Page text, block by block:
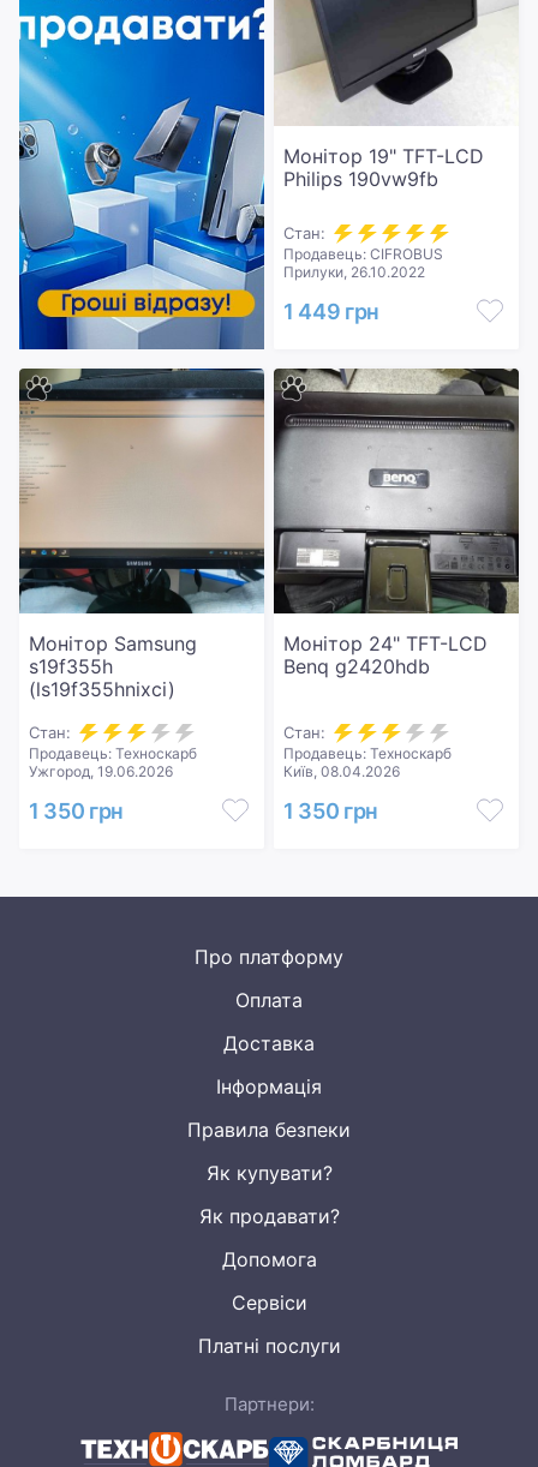
Монітор 19" TFT-LCD
Philips 190vw9fb
Стан:
Продавець: CIFROBUS
Прилуки, 26.10.2022
1 449 грн
Монітор Samsung
s19f355h
(ls19f355hnixci)
Стан:
Продавець: Техноскарб
Ужгород, 19.06.2026
1 350 грн
Монітор 24" TFT-LCD
Benq g2420hdb
Стан:
Продавець: Техноскарб
Київ, 08.04.2026
1 350 грн
Про платформу
Оплата
Доставка
Інформація
Правила безпеки
Як купувати?
Як продавати?
Допомога
Сервіси
Платні послуги
Партнери: